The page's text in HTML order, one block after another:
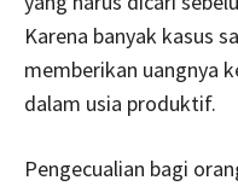
Karena banyak kasus
memberikan uangnya
dalam usia produktif.
Pengecualian bagi